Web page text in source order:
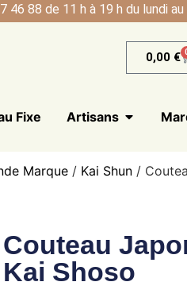
88 de 11 h à 19 h du lundi au
0,00 €
Fixe Artisans
Marque / Kai Shun /
Couteau
Kai Shoso